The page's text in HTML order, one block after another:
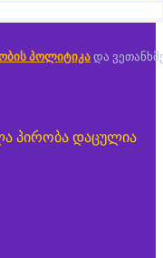
პოლიტიკა და
პირობა დაცულია